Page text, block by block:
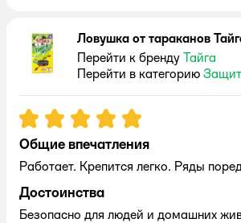
Ловушка от тараканов
Перейти к бренду Тайга
Перейти в категорию
Рейтинг:5
Общие впечатления
Работает. Крепится легко. Ряды
Достоинства
Безопасно для людей и домашних